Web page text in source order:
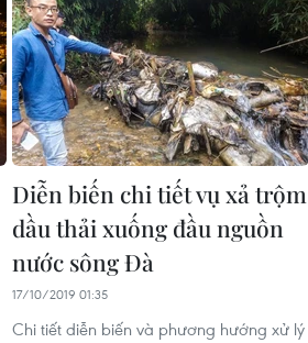
Diễn biến chi tiết vụ xả trộm
dầu thải xuống đầu nguồn
nước sông Đà
17/10/2019 01:35
Chi tiết diễn biến và phương hướng xử lý